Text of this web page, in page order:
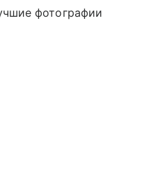
фотографии